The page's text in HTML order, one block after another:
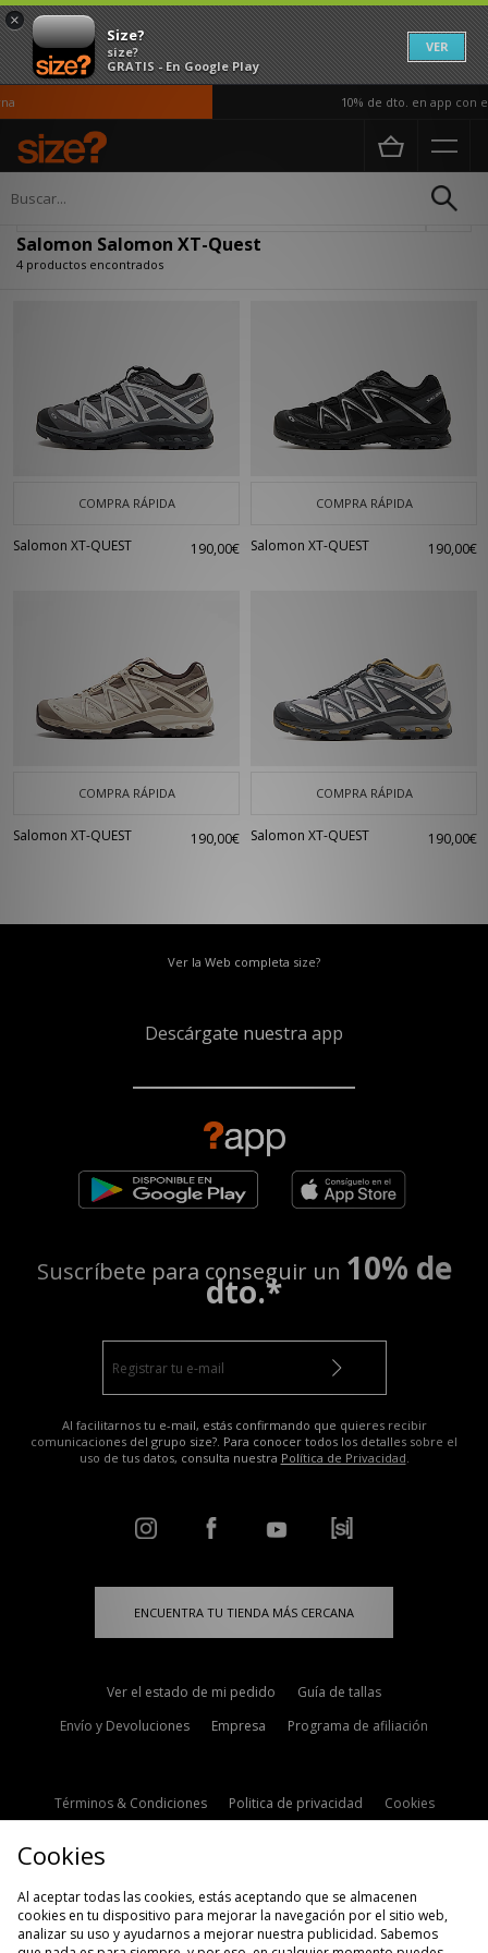
×
Size?
size?
GRATIS - En Google Play
VER
10% de dto. en app con el
Página principal
Salomon Salomon XT-Quest
4 productos encontrados
COMPRA RÁPIDA
Salomon XT-QUEST 190,00€
COMPRA RÁPIDA
Salomon XT-QUEST 190,00€
COMPRA RÁPIDA
Salomon XT-QUEST 190,00€
COMPRA RÁPIDA
Salomon XT-QUEST 190,00€
Ver la Web completa size?
Descárgate nuestra app
Suscríbete para conseguir un 10% de
dto.*
Al facilitarnos tu e-mail, estás confirmando que quieres recibir
comunicaciones del grupo size?. Para conocer todos los detalles sobre el
uso de tus datos, consulta nuestra Política de Privacidad.
ENCUENTRA TU TIENDA MÁS CERCANA
Ver el estado de mi pedido
Guía de tallas
Envío y Devoluciones
Empresa Programa de afiliación
Términos & Condiciones Politica de privacidad
Cookies
Cookies
Al aceptar todas las cookies, estás aceptando que se almacenen
cookies en tu dispositivo para mejorar la navegación por el sitio web,
analizar su uso y ayudarnos a mejorar nuestra publicidad. Sabemos